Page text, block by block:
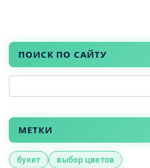
ПОИСК ПО САЙТУ
МЕТКИ
букет
выбор цветов